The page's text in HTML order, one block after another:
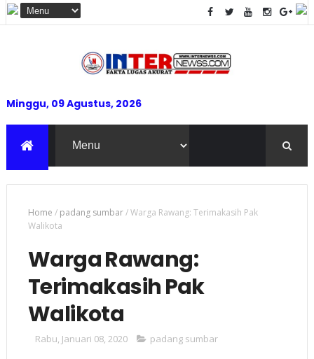
Minggu, 09 Agustus, 2026
Home / padang sumbar/Warga Rawang: Terimakasih Pak
Walikota
Warga Rawang:
Terimakasih Pak
Walikota
Rabu, Januari 08, 2020 padang sumbar